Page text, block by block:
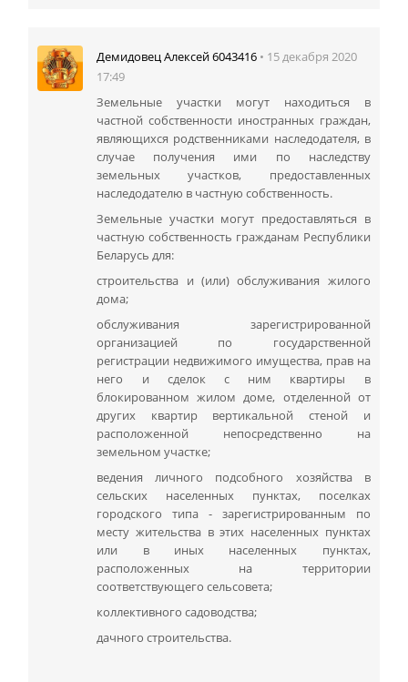
Демидовец Алексей 6043416 • 15 декабря 2020
17:49
Земельные участки могут находиться в
частной собственности иностранных граждан,
являющихся родственниками наследодателя, в
случае получения ими по наследству
земельных участков, предоставленных
наследодателю в частную собственность.
Земельные участки могут предоставляться в
частную собственность гражданам Республики
Беларусь для:
строительства и (или) обслуживания жилого
дома;
обслуживания зарегистрированной
организацией по государственной
регистрации недвижимого имущества, прав на
него и сделок с ним квартиры в
блокированном жилом доме, отделенной от
других квартир вертикальной стеной и
расположенной непосредственно на
земельном участке;
ведения личного подсобного хозяйства в
сельских населенных пунктах, поселках
городского типа - зарегистрированным по
месту жительства в этих населенных пунктах
или в иных населенных пунктах,
расположенных на территории
соответствующего сельсовета;
коллективного садоводства;
дачного строительства.